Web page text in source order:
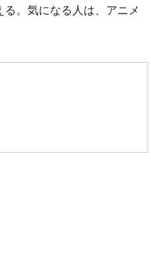
。気になる人は、アニメ